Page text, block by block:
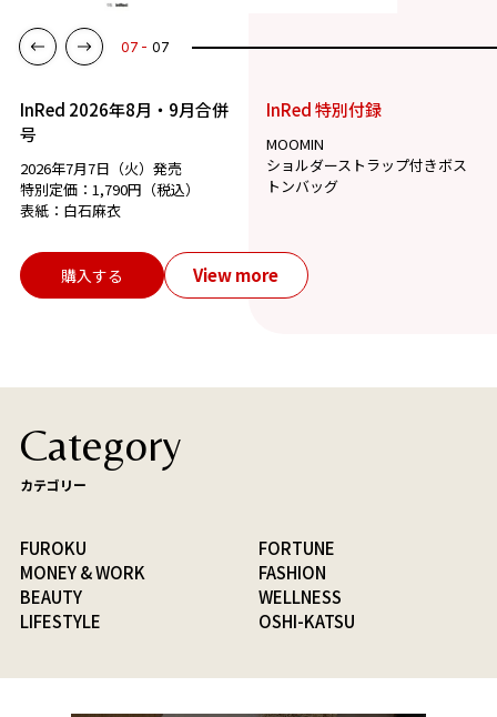
07 07
InRed 2026年8月・9月合併
号
2026年7月7日（火）発売
特別定価：1,790円（税込）
表紙：白石麻衣
InRed 特別付録
MOOMIN
ショルダーストラップ付きボス
トンバッグ
購入する View more
Category
カテゴリー
FUROKU
FORTUNE
MONEY & WORK
FASHION
BEAUTY
WELLNESS
LIFESTYLE
OSHI-KATSU